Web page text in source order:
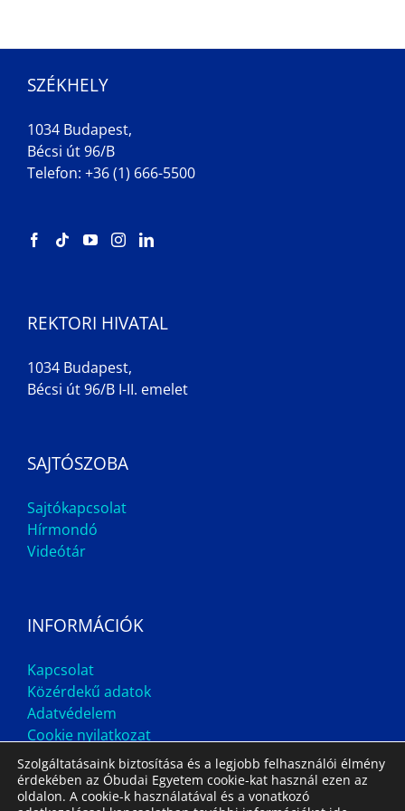
SZÉKHELY
1034 Budapest,
Bécsi út 96/B
Telefon: +36 (1) 666-5500
REKTORI HIVATAL
1034 Budapest,
Bécsi út 96/B I-II. emelet
SAJTÓSZOBA
Sajtókapcsolat
Hírmondó
Videótár
INFORMÁCIÓK
Kapcsolat
Közérdekű adatok
Adatvédelem
Cookie nyilatkozat
Szolgáltatásaink biztosítása és a legjobb felhasználói élmény
érdekében az Óbudai Egyetem cookie-kat használ ezen az
oldalon. A cookie-k használatával és a vonatkozó